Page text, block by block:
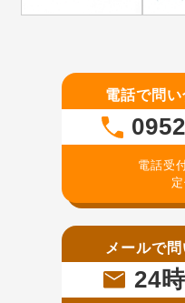
電話で問
電話受
メールで
24